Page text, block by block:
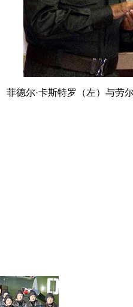
菲德尔·卡斯特罗（左）与劳